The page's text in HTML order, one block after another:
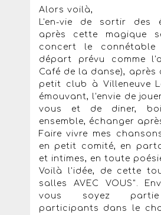
Alors voilà,
L'en-vie de sortir des
après cette magique
concert le
départ prévu comme
Café de la danse), après
petit club à Villeneuve
émouvant, l'envie de
vous et de diner,
ensemble, échanger
Faire vivre mes
en petit comité, en
et intimes, en toute
Voilà l'idée, de cette
salles AVEC VOUS".
vous soyez partie
participants dans le